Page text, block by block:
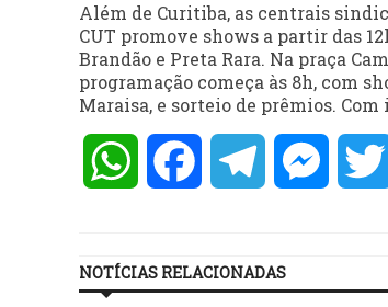
Além de Curitiba, as centrais
CUT promove shows a partir das
Brandão e Preta Rara. Na praça
programação começa às 8h, com
Maraisa, e sorteio de prêmios.
WhatsAppFacebookTelegram
NOTÍCIAS RELACIONADAS